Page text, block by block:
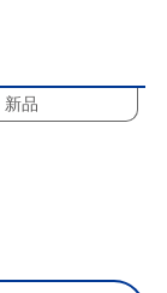
新品